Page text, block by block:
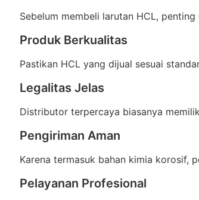
Sebelum membeli larutan HCL,
Produk Berkualitas
Pastikan HCL yang dijual sesuai
Legalitas Jelas
Distributor terpercaya biasanya
Pengiriman Aman
Karena termasuk bahan kimia korosif,
Pelayanan Profesional